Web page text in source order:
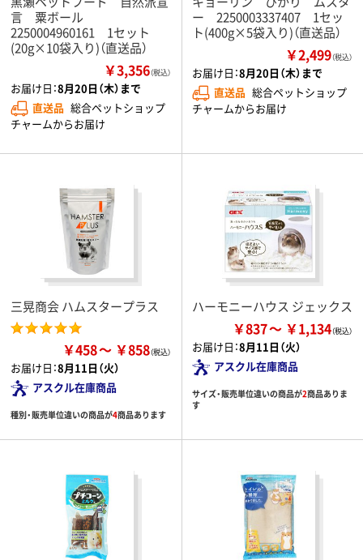
言 粟ボール
2250004960161 1セット
(20g×10袋入り)（直送品）
￥3,356（税込）
お届け日：8月20日（木）まで
直送品 総合ペットショップ
チャームからお届け
ー 2250003337407 1セッ
ト(400g×5袋入り)（直送品）
￥2,499（税込）
お届け日：8月20日（木）まで
直送品 総合ペットショップ
チャームからお届け
三晃商会 ハムスタープラス
￥458 ￥858
お届け日：8月11日（火）
アスクル在庫商品
種別・販売単位違いの商品が4商品あります
ハーモニーハウス ジェックス
￥837 ￥1,134
お届け日：8月11日（火）
アスクル在庫商品
サイズ・販売単位違いの商品が2商品ありま
す